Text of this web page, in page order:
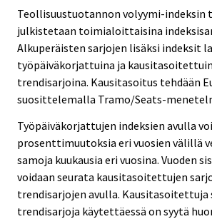
Teollisuustuotannon volyymi-indeksin
julkistetaan toimialoittaisina
Alkuperäisten sarjojen lisäksi indeksit
työpäiväkorjattuina ja
trendisarjoina. Kausitasoitus tehdään
suosittelemalla Tramo/Seats-
Työpäiväkorjattujen indeksien avulla
prosenttimuutoksia eri vuosien välillä
samoja kuukausia eri vuosina. Vuoden
voidaan seurata kausitasoitettujen
trendisarjojen avulla. Kausitasoitettuja
trendisarjoja käytettäessä on syytä